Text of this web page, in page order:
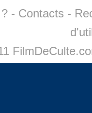
- Contacts -